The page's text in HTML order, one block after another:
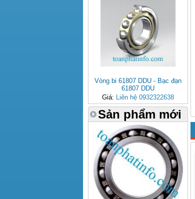
Vòng bi 61807 DDU - Bạc đạn
61807 DDU
Giá: Liên hệ 0932322638
Sản phẩm mới